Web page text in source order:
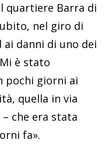
quartiere Barra di
nel giro di
danni di uno dei
è stato
pochi giorni ai
quella in via
che era stata
fa».